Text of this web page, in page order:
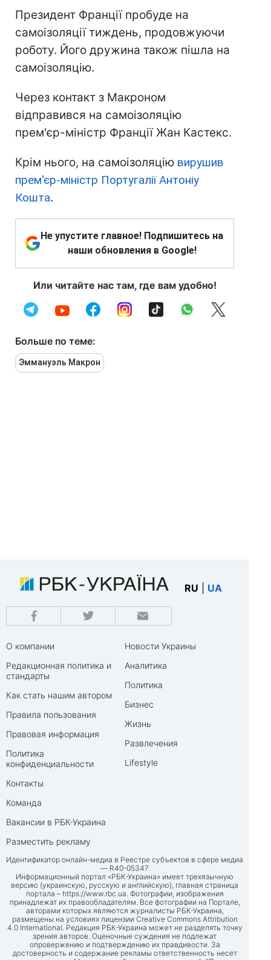
Президент Франції пробуде на
самоізоляції тиждень, продовжуючи
роботу. Його дружина також пішла на
самоізоляцію.
Через контакт з Макроном
відправився на самоізоляцію
прем'єр-міністр Франції Жан Кастекс.
Крім нього, на самоізоляцію вирушив
прем'єр-міністр Португалії Антоніу
Кошта.
Не упустите главное! Подпишитесь на
наши обновления в Google!
Или читайте нас там, где вам удобно!
Больше по теме:
Эммануэль Макрон
RU UA
О компании
Редакционная политика и
стандарты
Как стать нашим автором
Правила пользования
Правовая информация
Политика
конфиденциальности
Контакты
Команда
Вакансии в РБК-Украина
Разместить рекламу
Новости Украины
Аналитика
Политика
Бизнес
Жизнь
Развлечения
Lifestyle
Идентификатор онлайн-медиа в Реестре субъектов в сфере медиа
— R40-05347
Информационный портал «РБК-Украина» имеет трехязычную
версию (украинскую, русскую и английскую), главная страница
портала – https://www.rbc.ua. Фотографии, изображения
принадлежат их правообладателям. Все фотографии на Портале,
авторами которых являются журналисты РБК-Украина,
размещены на условиях лицензии Creative Commons Attribution
4.0 International. Редакция РБК-Украина может не разделять точку
зрения авторов. Оценочные суждения не подлежат
опровержению и подтверждению их правдивости. За
достоверность и содержание рекламы ответственность несет